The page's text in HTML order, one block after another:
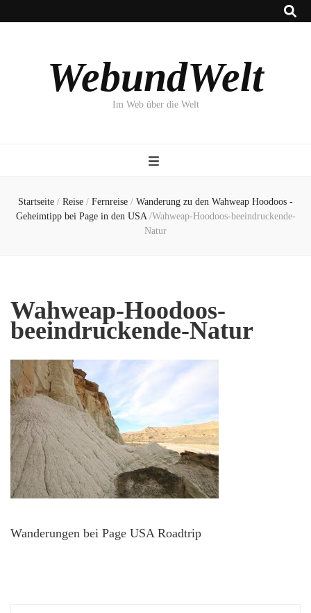
WebundWelt
Im Web über die Welt
Startseite / Reise / Fernreise / Wanderung zu den Wahweap Hoodoos -
Geheimtipp bei Page in den USA /Wahweap-Hoodoos-beeindruckende-
Natur
Wahweap-Hoodoos-
beeindruckende-Natur
Wanderungen bei Page USA Roadtrip